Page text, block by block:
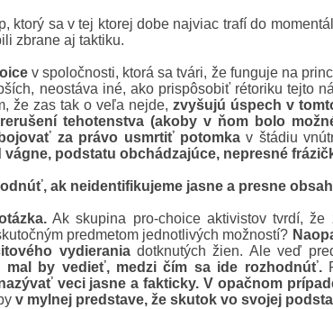
ktorý sa v tej ktorej dobe najviac trafí do
zbrane aj taktiku.
v spoločnosti, ktorá sa tvári, že funguje na
neostáva iné, ako prispôsobiť rétoriku tejto
že zas tak o veľa nejde, zvyšujú úspech v
tehotenstva (akoby v ňom bolo
za právo usmrtiť potomka v štádiu
podstatu obchádzajúce, nepresné
ak neidentifikujeme jasne a presne
Ak skupina pro-choice aktivistov tvrdí, že
predmetom jednotlivých možností?
vydieraniadotknutých žien. Ale veď
mal by vedieť, medzi čím sa ide rozhodnúť.
veci jasne a fakticky. V opačnom
v mylnej predstave, že skutok vo svojej